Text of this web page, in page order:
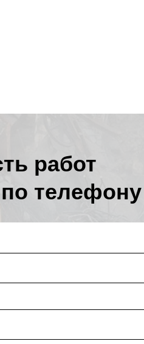
работ
телефону